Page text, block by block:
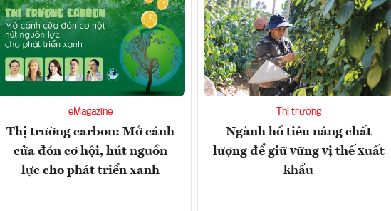
eMagazine
Thị trường carbon: Mở cánh
cửa đón cơ hội, hút nguồn
lực cho phát triển xanh
Thị trường
Ngành hồ tiêu nâng chất
lượng để giữ vững vị thế xuất
khẩu